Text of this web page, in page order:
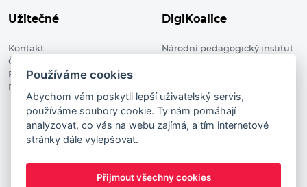
Užitečné
Kontakt
Členské organizace
Blog
Digitalizace ve vzdělávání
DigiKoalice
Národní pedagogický institut
DigiKoalice 2021. All rights reserved
Vstup do administrace
This project has received funding from the European
Commission Innovation and Networks Executive Agency (now
Používáme cookies
Abychom vám poskytli lepší uživatelský servis,
používáme soubory cookie. Ty nám pomáhají
analyzovat, co vás na webu zajímá, a tím internetové
stránky dále vylepšovat.
Přijmout všechny cookies